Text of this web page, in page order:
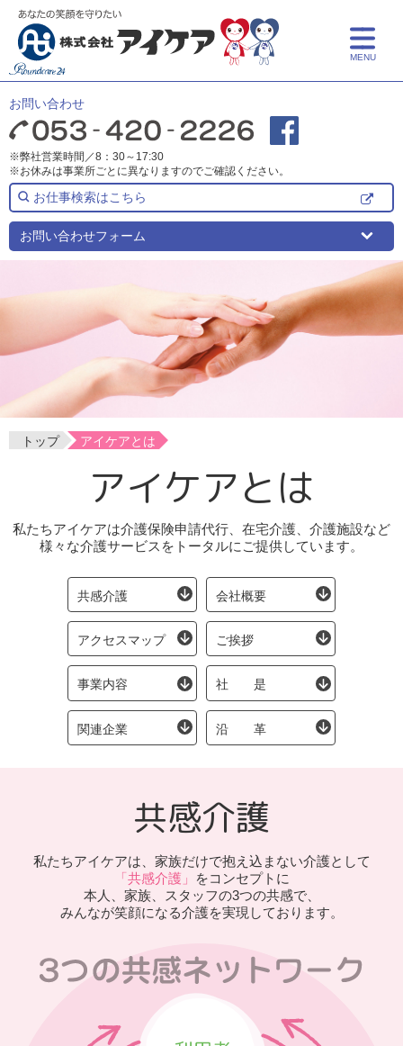
MENU
介護についての学び
介護リフォーム
事業所検索
新卒採用
中途採用
よくある質問
お知らせ
お仕事検索はこちら
お問い合わせフォーム
お問い合わせ
※弊社営業時間／8：30～17:30
※お休みは事業所ごとに異なりますのでご確認ください。
トップ アイケアとは
アイケアとは
私たちアイケアは介護保険申請代行、在宅介護、介護施設など
様々な介護サービスをトータルにご提供しています。
共感介護 会社概要
アクセスマップ ご挨拶
事業内容 社 是
関連企業 沿 革
共感介護
私たちアイケアは、家族だけで抱え込まない介護として
「共感介護」
をコンセプトに
本人、家族、スタッフの3つの共感で、
みんなが笑顔になる介護を実現しております。